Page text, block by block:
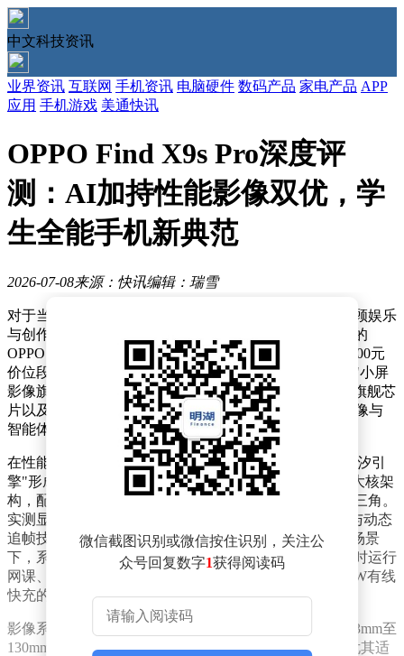
中文科技资讯
业界资讯 互联网 手机资讯 电脑硬件 数码产品 家电产品 APP
应用 手机游戏 美通快讯
OPPO Find X9s Pro深度评
测：AI加持性能影像双优，学
生全能手机新典范
2026-07-08来源：快讯编辑：瑞雪
对于当代大学生而言，一部既能满足学习需求、又能兼顾娱乐
与创作的智能手机已成为校园生活的必需品。近期发布的
OPPO Find X9s Pro凭借其均衡的配置与创新功能，在6000元
价位段脱颖而出，成为学生群体关注的焦点。这款定位"小屏
影像旗舰"的设备，通过哈苏双2亿影像系统、天玑9500旗舰芯
片以及深度整合的AI能力，精准回应了学生对性能、影像与
智能体验的多重期待。
在性能表现上，天玑9500旗舰处理器与ColorOS 16的"潮汐引
擎"形成强力组合。基于台积电3nm工艺打造的1+3+4全大核架
构，配合LPDDR5X内存与UFS 4.1闪存，构成顶级性能三角。
实测显示，在《原神》等高负载游戏中，144Hz高刷屏与动态
追帧技术可实现满帧运行，同时功耗降低13%。多任务场景
下，系统通过智能算力调度确保流畅切换，满足学生同时运行
网课、笔记与社交应用的需求。7025mAh冰川电池与80W有线
快充的组合，则有效缓解了校园场景下的续航焦虑。
影像系统是该机的核心亮点。后置双2亿像素镜头覆盖23mm至
130mm常用焦段，2.8X光学变焦的65mm黄金人像焦段尤其适
微信截图识别或微信按住识别，关注公
众号回复数字1获得阅读码